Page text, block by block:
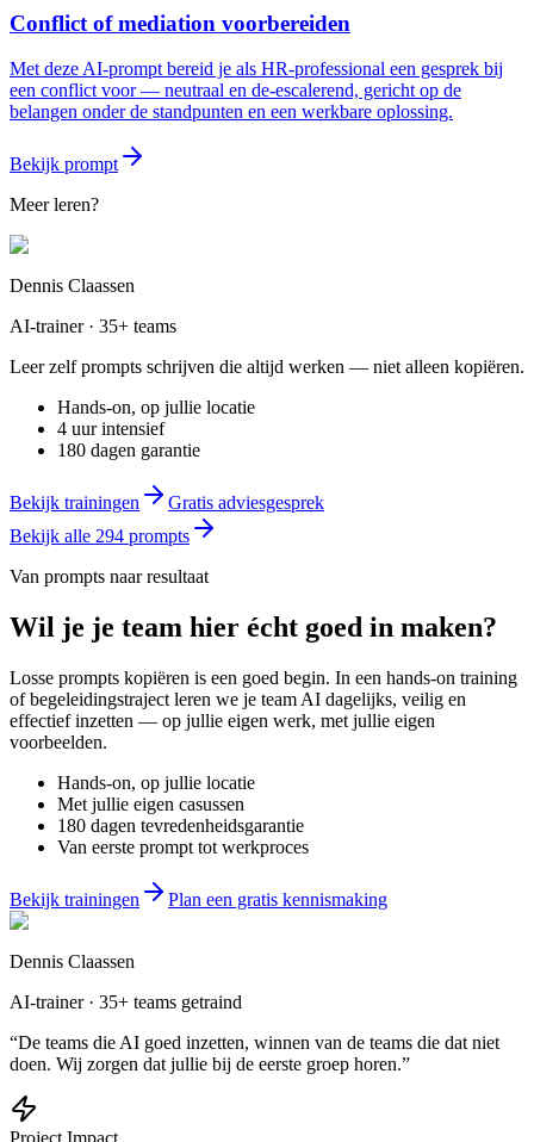
Conflict of mediation voorbereiden
Met deze AI-prompt bereid je als HR-professional een gesprek bij
een conflict voor — neutraal en de-escalerend, gericht op de
belangen onder de standpunten en een werkbare oplossing.
Bekijk prompt
Meer leren?
Dennis Claassen
AI-trainer · 35+ teams
Leer zelf prompts schrijven die altijd werken — niet alleen kopiëren.
Hands-on, op jullie locatie
4 uur intensief
180 dagen garantie
Bekijk trainingen
Gratis adviesgesprek
Bekijk alle 294 prompts
Van prompts naar resultaat
Wil je je team hier écht goed in maken?
Losse prompts kopiëren is een goed begin. In een hands-on training
of begeleidingstraject leren we je team AI dagelijks, veilig en
effectief inzetten — op jullie eigen werk, met jullie eigen
voorbeelden.
Hands-on, op jullie locatie
Met jullie eigen casussen
180 dagen tevredenheidsgarantie
Van eerste prompt tot werkproces
Bekijk trainingen Plan een gratis kennismaking
Dennis Claassen
AI-trainer · 35+ teams getraind
“De teams die AI goed inzetten, winnen van de teams die dat niet
doen. Wij zorgen dat jullie bij de eerste groep horen.”